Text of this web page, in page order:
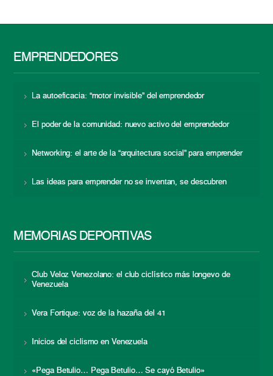
EMPRENDEDORES
La autoeficacia: “motor invisible” del emprendedor
El poder de la comunidad: nuevo activo del emprendedor
Networking: el arte de la “arquitectura social” para emprender
Las ideas para emprender no se inventan, se descubren
MEMORIAS DEPORTIVAS
Club Veloz Venezolano: el club ciclístico más longevo de
Venezuela
Vera Fortique: voz de la hazaña del 41
Inicios del ciclismo en Venezuela
«Pega Betulio… Pega Betulio… Se cayó Betulio»